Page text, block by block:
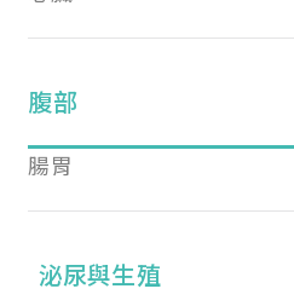
腹部
腸胃
泌尿與生殖